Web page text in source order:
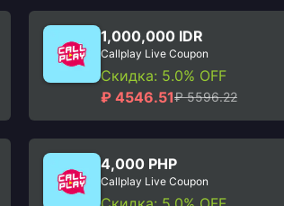
1,000,000 IDR
Callplay Live Coupon
Скидка: 5.0% OFF
₽ 4546.51₽ 5596.22
4,000 PHP
Callplay Live Coupon